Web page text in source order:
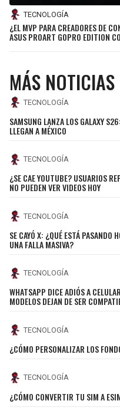
PACKERS
VIKINGS
PANTHERS
SAINTS
BUCCANEERS
TIMBERWOLVES
THUNDER
TECNOLOGÍA
¿EL MVP PARA CREADORES DE
ASUS PROART GOPRO EDITION
MÁS NOTICIAS
TECNOLOGÍA
SAMSUNG LANZA LOS GALAXY
LLEGAN A MÉXICO
TECNOLOGÍA
¿SE CAE YOUTUBE? USUARIOS
NO PUEDEN VER VIDEOS HOY
TECNOLOGÍA
SE CAYÓ X: ¿QUÉ ESTÁ PASANDO
UNA FALLA MASIVA?
TECNOLOGÍA
WHATSAPP DICE ADIÓS A
MODELOS DEJAN DE SER
TECNOLOGÍA
¿CÓMO PERSONALIZAR LOS
TECNOLOGÍA
¿CÓMO CONVERTIR TU SIM A